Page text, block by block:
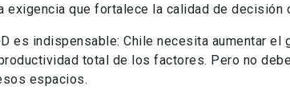
exigencia que fortalece la calidad de decisión
es indispensable: Chile necesita aumentar el
total de los factores. Pero no
espacios.